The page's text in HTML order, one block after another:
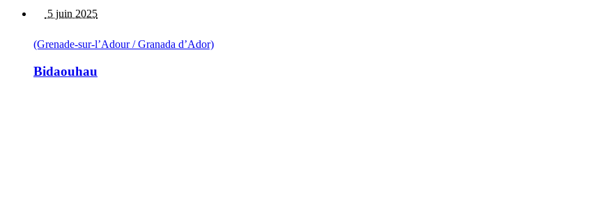
5 juin 2025
(Grenade-sur-l’Adour / Granada d’Ador)
Bidaouhau